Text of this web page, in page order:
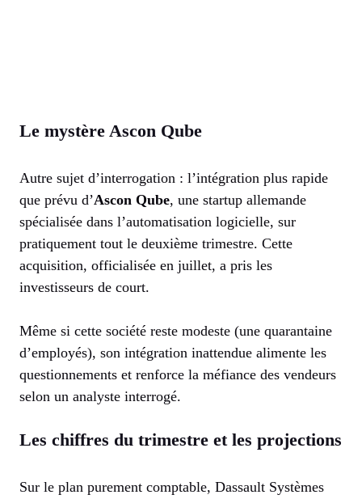
Le mystère Ascon Qube
Autre sujet d’interrogation : l’intégration plus rapide
que prévu d’Ascon Qube, une startup allemande
spécialisée dans l’automatisation logicielle, sur
pratiquement tout le deuxième trimestre. Cette
acquisition, officialisée en juillet, a pris les
investisseurs de court.
Même si cette société reste modeste (une quarantaine
d’employés), son intégration inattendue alimente les
questionnements et renforce la méfiance des vendeurs
selon un analyste interrogé.
Les chiffres du trimestre et les projections
Sur le plan purement comptable, Dassault Systèmes